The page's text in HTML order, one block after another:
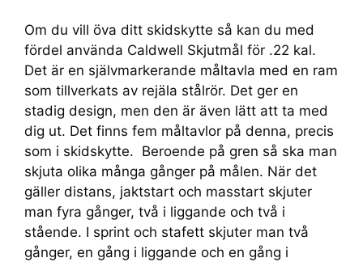
Om du vill öva ditt skidskytte så kan du med
fördel använda Caldwell Skjutmål för .22 kal.
Det är en självmarkerande måltavla med en ram
som tillverkats av rejäla stålrör. Det ger en
stadig design, men den är även lätt att ta med
dig ut. Det finns fem måltavlor på denna, precis
som i skidskytte. Beroende på gren så ska man
skjuta olika många gånger på målen. När det
gäller distans, jaktstart och masstart skjuter
man fyra gånger, två i liggande och två i
stående. I sprint och stafett skjuter man två
gånger, en gång i liggande och en gång i